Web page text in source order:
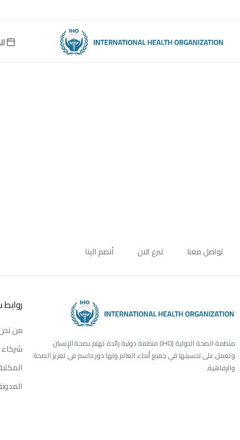
تواصل معنا تبرع الان أنضم الينا
منظمة الصحة الدولية (IHO) منظمة دولية رائدة تهتم بصحة الإنسان
وتعمل على تحسينها في جميع أنحاء العالم ولها دور حاسم في تعزيز الصحة
والرفاهية.
روابط
من
شركاء